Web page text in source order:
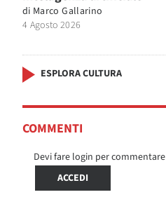
di Marco Gallarino
4 Agosto 2026
ESPLORA CULTURA
COMMENTI
Devi fare login per commentare
ACCEDI